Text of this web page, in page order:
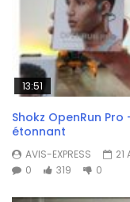
13:51
Shokz OpenRun
étonnant
AVIS-EXPRESS
21
0
319 0